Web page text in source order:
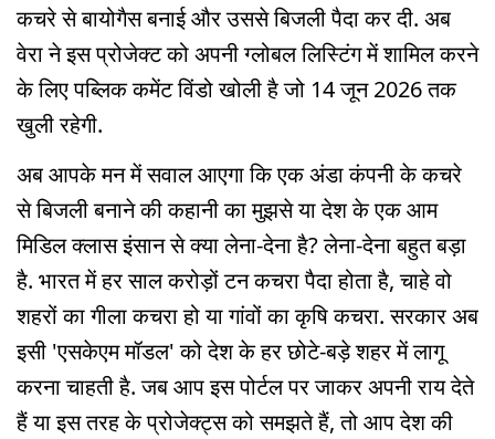
कचरे से बायोगैस बनाई और उससे बिजली पैदा कर दी. अब
वेरा ने इस प्रोजेक्ट को अपनी ग्लोबल लिस्टिंग में शामिल करने
के लिए पब्लिक कमेंट विंडो खोली है जो 14 जून 2026 तक
खुली रहेगी.
अब आपके मन में सवाल आएगा कि एक अंडा कंपनी के कचरे
से बिजली बनाने की कहानी का मुझसे या देश के एक आम
मिडिल क्लास इंसान से क्या लेना-देना है? लेना-देना बहुत बड़ा
है. भारत में हर साल करोड़ों टन कचरा पैदा होता है, चाहे वो
शहरों का गीला कचरा हो या गांवों का कृषि कचरा. सरकार अब
इसी 'एसकेएम मॉडल' को देश के हर छोटे-बड़े शहर में लागू
करना चाहती है. जब आप इस पोर्टल पर जाकर अपनी राय देते
हैं या इस तरह के प्रोजेक्ट्स को समझते हैं, तो आप देश की